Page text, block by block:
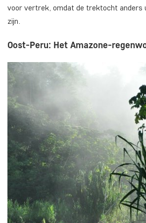
voor vertrek, omdat de trektocht anders
zijn.
Oost-Peru: Het Amazone-